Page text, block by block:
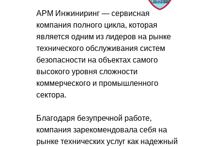
АРМ Инжиниринг — сервисная
компания полного цикла, которая
является одним из лидеров на рынке
технического обслуживания систем
безопасности на объектах самого
высокого уровня сложности
коммерческого и промышленного
сектора.
Благодаря безупречной работе,
компания зарекомендовала себя на
рынке технических услуг как надежный